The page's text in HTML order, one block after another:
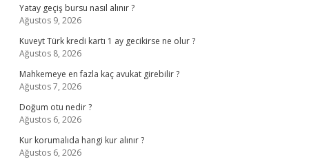
Yatay geçiş bursu nasıl alınır ?
Ağustos 9, 2026
Kuveyt Türk kredi kartı 1 ay gecikirse ne olur ?
Ağustos 8, 2026
Mahkemeye en fazla kaç avukat girebilir ?
Ağustos 7, 2026
Doğum otu nedir ?
Ağustos 6, 2026
Kur korumalıda hangi kur alınır ?
Ağustos 6, 2026